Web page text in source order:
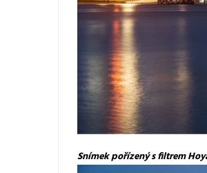
Snímek pořízený s filtrem